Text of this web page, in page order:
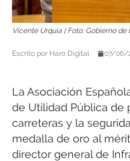
Vicente Urquía | Foto: Gobierno de
Escrito por Haro Digital 07/06/
La Asociación
de Utilidad Pública de
carreteras y la
medalla de oro al
director general de